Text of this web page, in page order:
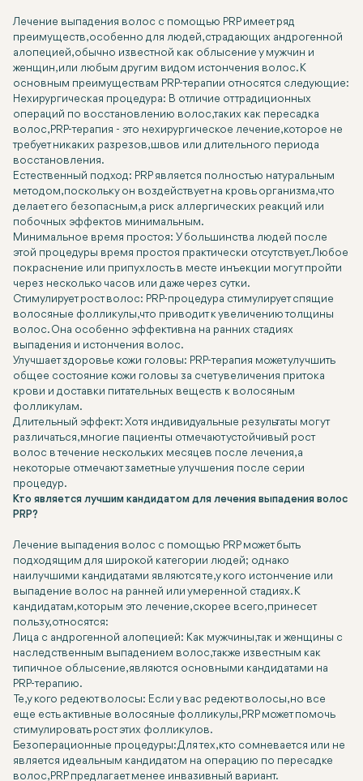
Лечение выпадения волос с помощью PRP имеет ряд
преимуществ, особенно для людей, страдающих андрогенной
алопецией, обычно известной как облысение у мужчин и
женщин, или любым другим видом истончения волос. К
основным преимуществам PRP-терапии относятся следующие:
Нехирургическая процедура: В отличие от традиционных
операций по восстановлению волос, таких как пересадка
волос, PRP-терапия - это нехирургическое лечение, которое не
требует никаких разрезов, швов или длительного периода
восстановления.
Естественный подход: PRP является полностью натуральным
методом, поскольку он воздействует на кровь организма, что
делает его безопасным, а риск аллергических реакций или
побочных эффектов минимальным.
Минимальное время простоя: У большинства людей после
этой процедуры время простоя практически отсутствует. Любое
покраснение или припухлость в месте инъекции могут пройти
через несколько часов или даже через сутки.
Стимулирует рост волос: PRP-процедура стимулирует спящие
волосяные фолликулы, что приводит к увеличению толщины
волос. Она особенно эффективна на ранних стадиях
выпадения и истончения волос.
Улучшает здоровье кожи головы: PRP-терапия может улучшить
общее состояние кожи головы за счет увеличения притока
крови и доставки питательных веществ к волосяным
фолликулам.
Длительный эффект: Хотя индивидуальные результаты могут
различаться, многие пациенты отмечают устойчивый рост
волос в течение нескольких месяцев после лечения, а
некоторые отмечают заметные улучшения после серии
процедур.
Кто является лучшим кандидатом для лечения выпадения волос
PRP?
Лечение выпадения волос с помощью PRP может быть
подходящим для широкой категории людей; однако
наилучшими кандидатами являются те, у кого истончение или
выпадение волос на ранней или умеренной стадиях. К
кандидатам, которым это лечение, скорее всего, принесет
пользу, относятся:
Лица с андрогенной алопецией: Как мужчины, так и женщины с
наследственным выпадением волос, также известным как
типичное облысение, являются основными кандидатами на
PRP-терапию.
Те, у кого редеют волосы: Если у вас редеют волосы, но все
еще есть активные волосяные фолликулы, PRP может помочь
стимулировать рост этих фолликулов.
Безоперационные процедуры: Для тех, кто сомневается или не
является идеальным кандидатом на операцию по пересадке
волос, PRP предлагает менее инвазивный вариант.